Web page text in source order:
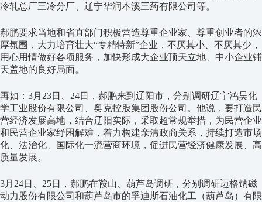
冷轧总厂三冷分厂、辽宁华润本溪三药有限公司等。
郝鹏要求当地和省直部门积极营造尊重企业家、尊重创业者的浓
厚氛围，大力培育壮大“专精特新”企业，不厌其小、不厌其少，
用心用情做好各项服务，加快形成大企业顶天立地、中小企业铺
天盖地的良好局面。
再如：3月23日、24日，郝鹏来到辽阳市，分别调研辽宁鸿昊化
学工业股份有限公司、奥克控股集团股份公司。他说，要打造民
营经济发展高地，结合辽阳实际，采取超常规举措，为民营企业
和民营企业家纾困解难，着力构建亲清政商关系，持续打造市场
化、法治化、国际化一流营商环境，促进民营经济健康发展、高
质量发展。
3月24日、25日，郝鹏在鞍山、葫芦岛调研，分别调研迈格钠磁
动力股份有限公司和葫芦岛市的孚迪斯石油化工（葫芦岛）有限